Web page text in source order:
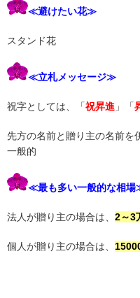
≪避けたい花≫
スタンド花
≪立札メッセージ≫
祝字としては、「祝昇進 」「
先方の名前と贈り主の名前を
一般的
≪最も多い一般的な相
法人が贈り主の場合は、 2～3
個人が贈り主の場合は、